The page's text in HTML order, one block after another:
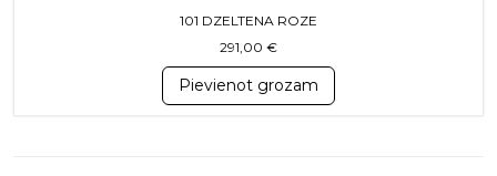
101 DZELTENA ROZE
291,00 €
Pievienot grozam